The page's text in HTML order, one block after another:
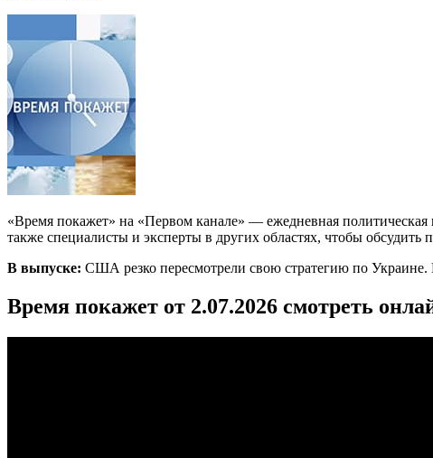
«Время покажет» на «Первом канале» — ежедневная
также специалисты и эксперты в других областях, чтобы
В выпуске: США резко пересмотрели свою стратегию по Украине.
Время покажет от 2.07.2026 смотреть